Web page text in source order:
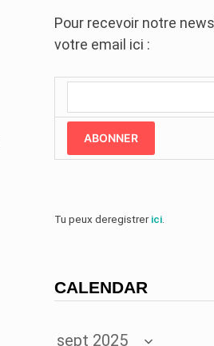
Pour recevoir notre
votre email ici :
ABONNER
Tu peux deregistrerici.
CALENDAR